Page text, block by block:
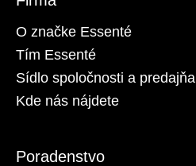
j
s
ť
?
O značke Essenté
Tím Essenté
Sídlo spoločnosti a predajňa
Kde nás nájdete
Poradenstvo